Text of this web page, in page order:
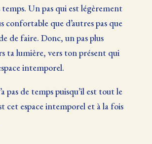
temps. Un pas qui est légèrement
confortable que d’autres pas que
de faire. Donc, un pas plus
ta lumière, vers ton présent qui
intemporel.
pas de temps puisqu’il est tout le
cet espace intemporel et à la fois